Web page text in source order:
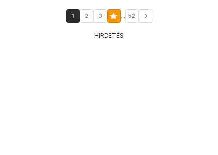
1 2 3 ... 52
HIRDETÉS